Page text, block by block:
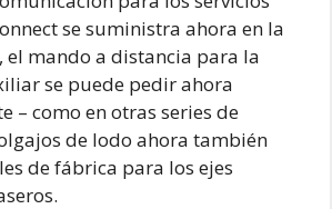
se suministra ahora en la
el mando a distancia para la
se puede pedir ahora
– como en otras series de
de lodo ahora también
de fábrica para los ejes